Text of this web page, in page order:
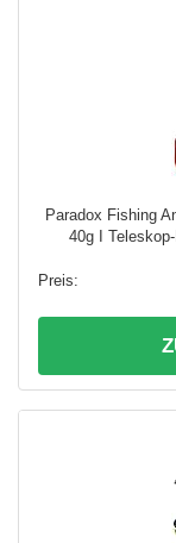
Paradox Fishing
40g I